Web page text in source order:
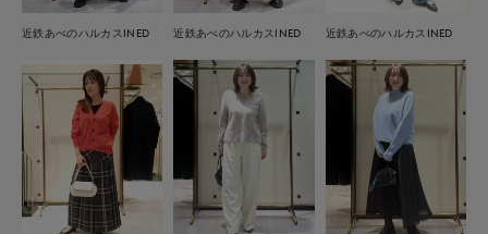
近鉄あべのハルカスINED 近鉄あべのハルカスINED 近鉄あべのハルカスINED